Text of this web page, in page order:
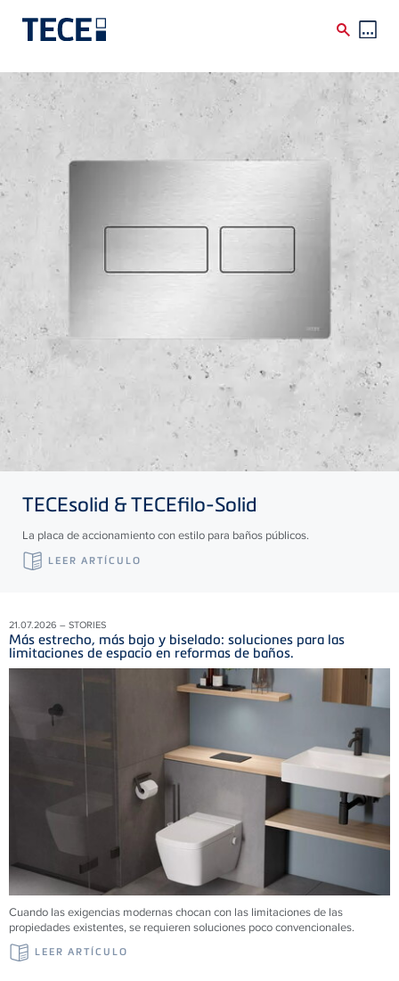
Skip to main content
TECEsolid &TECEfilo-Solid
La placa de accionamiento con estilo para baños públicos.
LEER ARTÍCULO
21.07.2026 – STORIES
Más estrecho, más bajo y biselado: soluciones para las
limitaciones de espacio en reformas de baños.
Cuando las exigencias modernas chocan con las limitaciones de las
propiedades existentes, se requieren soluciones poco convencionales.
LEER ARTÍCULO